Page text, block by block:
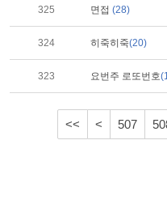
325 면접 (28)
324 히죽히죽(20)
323 요번주 로또번호
<< < 507